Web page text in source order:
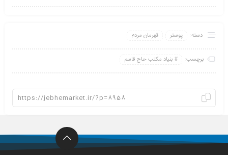
دسته: پوستر قهرمان مردم
برچسب: بنیاد مکتب حاج قاسم